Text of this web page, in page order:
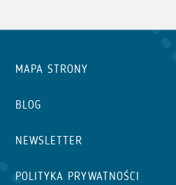
MAPA STRONY
BLOG
NEWSLETTER
POLITYKA PRYWATNOŚCI